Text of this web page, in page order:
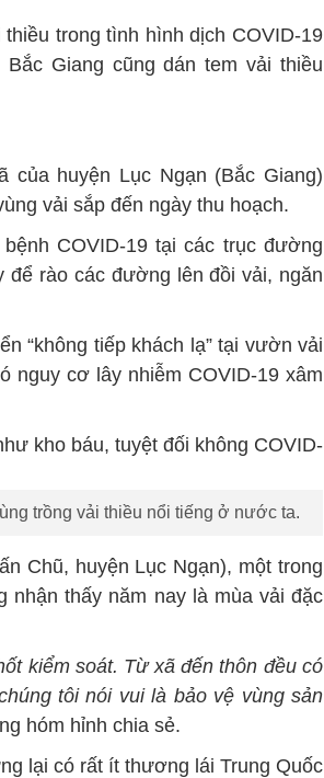
trong tình hình dịch COVID-19
Giang cũng dán tem vải thiều
của huyện Lục Ngạn (Bắc Giang)
vải sắp đến ngày thu hoạch.
COVID-19 tại các trục đường
để rào các đường lên đồi vải, ngăn
“không tiếp khách lạ” tại vườn vải
nguy cơ lây nhiễm COVID-19 xâm
trồng vải thiều nổi tiếng ở nước ta.
Chũ, huyện Lục Ngạn), một trong
nhận thấy năm nay là mùa vải đặc
kiểm soát. Từ xã đến thôn đều có
tôi nói vui là bảo vệ vùng sản
hóm hỉnh chia sẻ.
lại có rất ít thương lái Trung Quốc